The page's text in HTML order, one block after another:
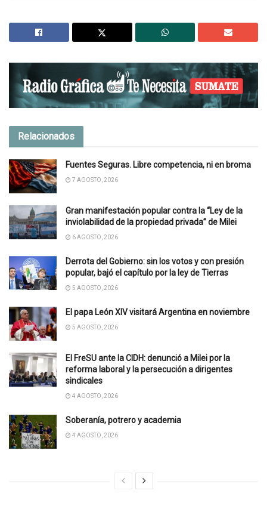
Relacionados
Fuentes Seguras. Libre competencia, ni en broma
7 AGOSTO, 2026
Gran manifestación popular contra la “Ley de la
inviolabilidad de la propiedad privada” de Milei
6 AGOSTO, 2026
Derrota del Gobierno: sin los votos y con presión
popular, bajó el capítulo por la ley de Tierras
5 AGOSTO, 2026
El papa León XIV visitará Argentina en noviembre
5 AGOSTO, 2026
El FreSU ante la CIDH: denunció a Milei por la
reforma laboral y la persecución a dirigentes
sindicales
4 AGOSTO, 2026
Soberanía, potrero y academia
4 AGOSTO, 2026